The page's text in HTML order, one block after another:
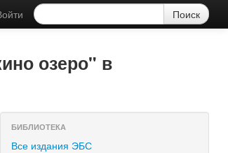
озеро" в
БИБЛИОТЕКА
Все издания ЭБС